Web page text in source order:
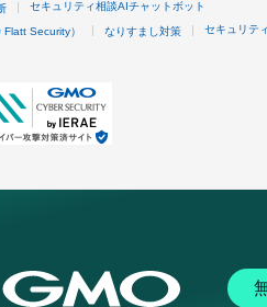
セキュリティ相談AIチャットボット
Security） なりすまし対策 セキュリテ